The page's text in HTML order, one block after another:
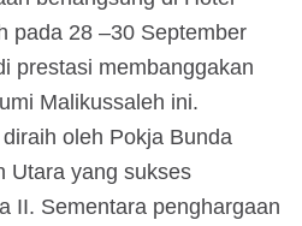
pada 28 –30 September
prestasi membanggakan
Malikussaleh ini.
oleh Pokja Bunda
Utara yang sukses
II. Sementara penghargaan